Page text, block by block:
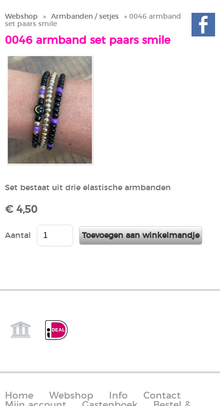
Webshop » Armbanden / setjes
» 0046 armband
set paars smile
0046 armband set paars smile
Set bestaat uit drie elastische armbanden
€ 4,50
Aantal
Home Webshop Info
Contact